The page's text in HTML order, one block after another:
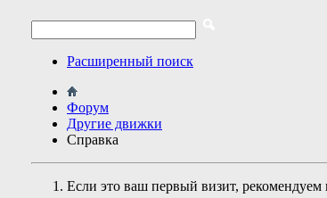
Расширенный поиск
Форум
Другие движки
Справка
Если это ваш первый визит, рекомендуем